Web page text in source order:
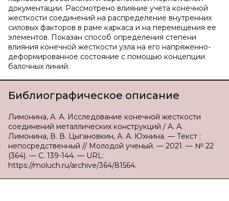
документации. Рассмотрено влияние учета конечной
жесткости соединений на распределение внутренних
силовых факторов в раме каркаса и на перемещения ее
элементов. Показан способ определения степени
влияния конечной жесткости узла на его напряженно-
деформированное состояние с помощью концепции
балочных линий.
Библиографическое описание
Лимонина, А. А. Исследование конечной жесткости
соединений металлических конструкций / А. А.
Лимонина, В. В. Цыгановкин, А. А. Юхнина. — Текст :
непосредственный // Молодой ученый. — 2021. — № 22
(364). — С. 139-144. — URL:
https://moluch.ru/archive/364/81564.